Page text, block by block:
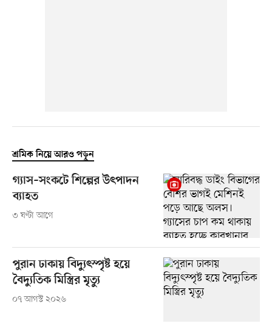
শ্রমিক নিয়ে আরও পড়ুন
গ্যাস–সংকটে শিল্পের উৎপাদন
ব্যাহত
৩ ঘণ্টা আগে
পুরান ঢাকায় বিদ্যুৎস্পৃষ্ট হয়ে
বৈদ্যুতিক মিস্ত্রির মৃত্যু
০৭ আগস্ট ২০২৬